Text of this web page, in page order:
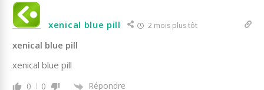
xenical blue pill 2 mois plus tôt
xenical blue pill
xenical blue pill
0 0 Répondre